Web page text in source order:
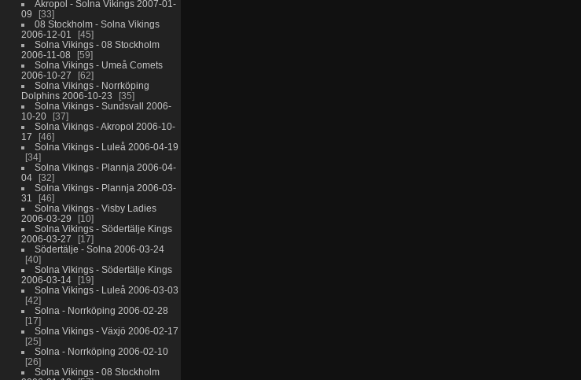
Akropol - Solna Vikings 2007-01-
09
33
08 Stockholm - Solna Vikings
2006-12-01
45
Solna Vikings - 08 Stockholm
2006-11-08
59
Solna Vikings - Umeå Comets
2006-10-27
62
Solna Vikings - Norrköping
Dolphins 2006-10-23
35
Solna Vikings - Sundsvall 2006-
10-20
37
Solna Vikings - Akropol 2006-10-
17
46
Solna Vikings - Luleå 2006-04-19
34
Solna Vikings - Plannja 2006-04-
04
32
Solna Vikings - Plannja 2006-03-
31
46
Solna Vikings - Visby Ladies
2006-03-29
10
Solna Vikings - Södertälje Kings
2006-03-27
17
Södertälje - Solna 2006-03-24
40
Solna Vikings - Södertälje Kings
2006-03-14
19
Solna Vikings - Luleå 2006-03-03
42
Solna - Norrköping 2006-02-28
17
Solna Vikings - Växjö 2006-02-17
25
Solna - Norrköping 2006-02-10
26
Solna Vikings - 08 Stockholm